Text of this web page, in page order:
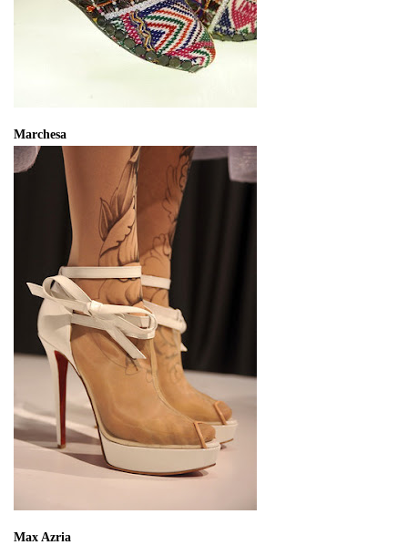
Marchesa
Max Azria